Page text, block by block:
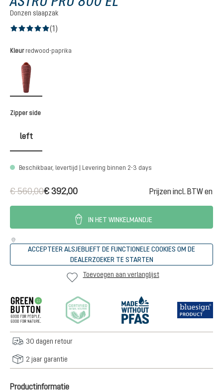
Donzen slaapzak
(1)
Selecteer
Kleur redwood-paprika
Selecteer
Zipper side
left
Beschikbaar, levertijd | Levering binnen 2-3 days
€ 392,00
€ 560,00 Prijzen incl. BTW en
IN HET WINKELMANDJE
ACCEPTEER ALSJEBLIEFT DE FUNCTIONELE COOKIES OM DE
DEALERZOEKER TE STARTEN
Toevoegen aan verlanglijst
30 dagen retour
2 jaar garantie
Productinformatie